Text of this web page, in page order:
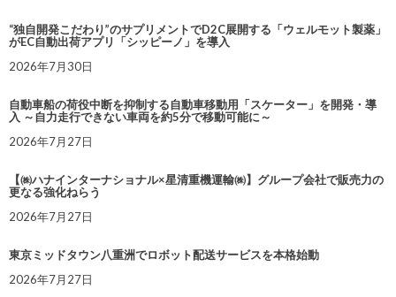
“独自開発こだわり”のサプリメントでD2C展開する「ウェルモット製薬」
がEC自動出荷アプリ「シッピーノ」を導入
2026年7月30日
自動車船の荷役中断を抑制する自動車移動用「スケーター」を開発・導
入 ～自力走行できない車両を約5分で移動可能に～
2026年7月27日
【㈱ハナインターナショナル×星清重機運輸㈱】グループ会社で販売力の
更なる強化ねらう
2026年7月27日
東京ミッドタウン八重洲でロボット配送サービスを本格始動
2026年7月27日